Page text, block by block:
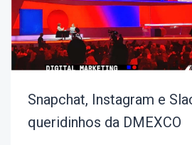
Snapchat, Instagram e
queridinhos da DMEXCO